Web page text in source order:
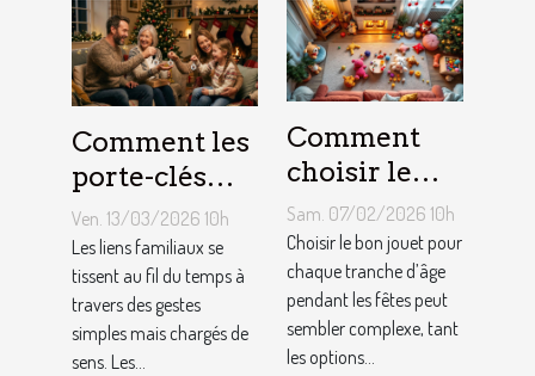
Comment les
porte-clés
personnalisés
peuvent
renforcer les
liens
familiaux ?
Ven. 13/03/2026 10h
Les liens familiaux se
tissent au fil du temps à
travers des gestes
simples mais chargés de
sens. Les...
Comment
choisir le
jouet idéal
pour chaque
âge lors des
fêtes ?
Sam. 07/02/2026 10h
Choisir le bon jouet pour
chaque tranche d’âge
pendant les fêtes peut
sembler complexe, tant
les options...